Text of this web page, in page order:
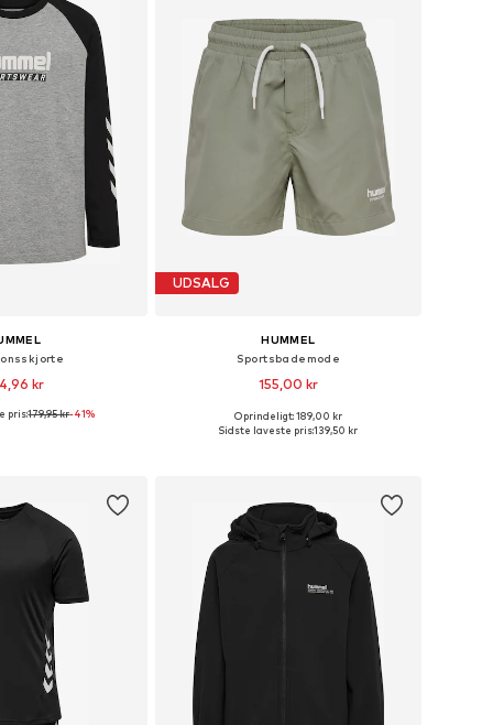
kr
+9
størrelser
pris:179,95 kr-41%
UDSALG
HUMMEL
Sportsbademode
155,00 kr
+2
Fås i mange størrelser
Oprindeligt: 189,00 kr
Sidste laveste pris:139,50 kr